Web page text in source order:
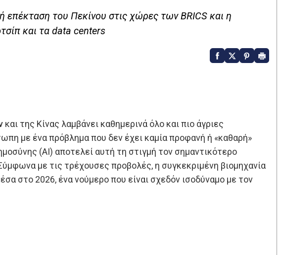
του Πεκίνου στις χώρες των BRICS και η
και τα data centers
και της Κίνας λαμβάνει καθημερινά όλο και πιο άγριες
με ένα πρόβλημα που δεν έχει καμία προφανή ή «καθαρή»
(AI) αποτελεί αυτή τη στιγμή τον σημαντικότερο
με τις τρέχουσες προβολές, η συγκεκριμένη βιομηχανία
στο 2026, ένα νούμερο που είναι σχεδόν ισοδύναμο με τον